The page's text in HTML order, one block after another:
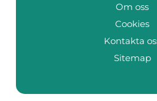
Om oss
Cookies
Kontakta
Sitemap